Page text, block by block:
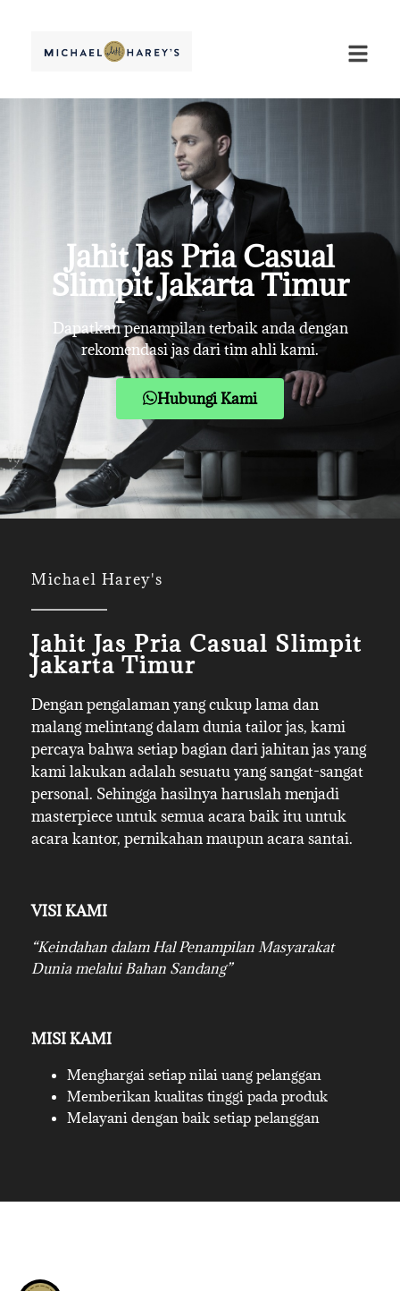
Jahit Jas Pria Casual
Slimpit Jakarta Timur
Dapatkan penampilan terbaik anda dengan
rekomendasi jas dari tim ahli kami.
Hubungi Kami
Michael Harey's
Jahit Jas Pria Casual Slimpit
Jakarta Timur
Dengan pengalaman yang cukup lama dan
malang melintang dalam dunia tailor jas, kami
percaya bahwa setiap bagian dari jahitan jas yang
kami lakukan adalah sesuatu yang sangat-sangat
personal. Sehingga hasilnya haruslah menjadi
masterpiece untuk semua acara baik itu untuk
acara kantor, pernikahan maupun acara santai.
VISI KAMI
“Keindahan dalam Hal Penampilan Masyarakat
Dunia melalui Bahan Sandang”
MISI KAMI
Menghargai setiap nilai uang pelanggan
Memberikan kualitas tinggi pada produk
Melayani dengan baik setiap pelanggan